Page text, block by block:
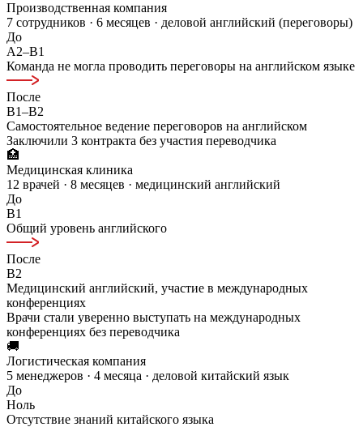
Производственная компания
7 сотрудников · 6 месяцев · деловой английский (переговоры)
До
A2–B1
Команда не могла проводить переговоры на английском языке
После
B1–B2
Самостоятельное ведение переговоров на английском
Заключили 3 контракта без участия переводчика
🏥
Медицинская клиника
12 врачей · 8 месяцев · медицинский английский
До
B1
Общий уровень английского
После
B2
Медицинский английский, участие в международных
конференциях
Врачи стали уверенно выступать на международных
конференциях без переводчика
🚚
Логистическая компания
5 менеджеров · 4 месяца · деловой китайский язык
До
Ноль
Отсутствие знаний китайского языка